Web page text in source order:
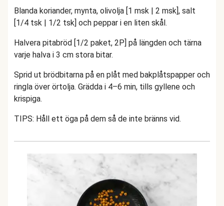
Blanda koriander, mynta, olivolja [1 msk | 2 msk], salt
[1/4 tsk | 1/2 tsk] och peppar i en liten skål.
Halvera pitabröd [1/2 paket, 2P] på längden och tärna
varje halva i 3 cm stora bitar.
Sprid ut brödbitarna på en plåt med bakplåtspapper och
ringla över örtolja. Grädda i 4–6 min, tills gyllene och
krispiga.
TIPS: Håll ett öga på dem så de inte bränns vid.